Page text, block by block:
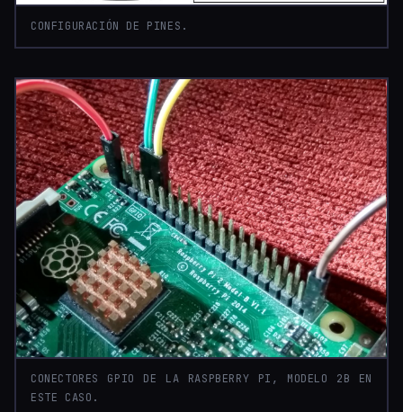
CONFIGURACIÓN DE PINES.
CONECTORES GPIO DE LA RASPBERRY PI, MODELO 2B EN
ESTE CASO.